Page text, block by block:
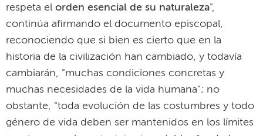
respeta el orden esencial de su naturaleza",
continúa afirmando el documento episcopal,
reconociendo que si bien es cierto que en la
historia de la civilización han cambiado, y todavía
cambiarán, "muchas condiciones concretas y
muchas necesidades de la vida humana"; no
obstante, "toda evolución de las costumbres y todo
género de vida deben ser mantenidos en los límites